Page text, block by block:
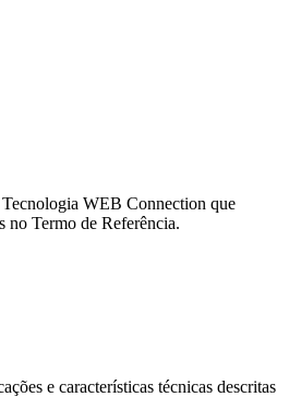
Tecnologia WEB Connection que
no Termo de Referência.
e características técnicas descritas